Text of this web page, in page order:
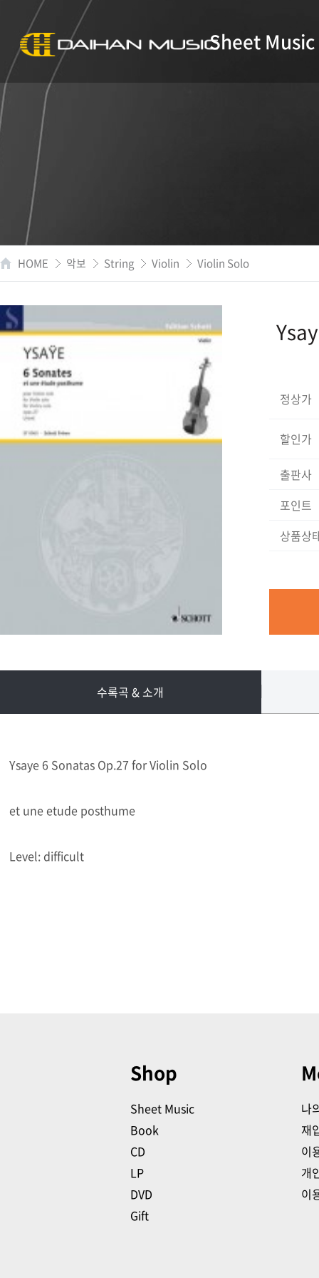
Sheet Music
HOME 악보 String Violin Violin Solo
정상가
할인가
출판사
포인트
상품상
수록곡 & 소개
Ysaye 6 Sonatas Op.27 for Violin Solo
et une etude posthume
Level: difficult
Shop
Sheet Music
Book
CD
LP
DVD
Gift
나
재
이
개
이